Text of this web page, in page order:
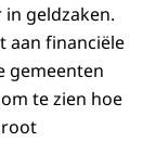
geldzaken.
aan financiële
gemeenten
te zien hoe